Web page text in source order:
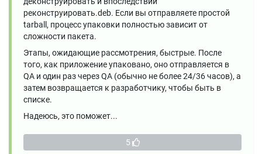
реконструировать.deb. Если вы отправляете простой
tarball, процесс упаковки полностью зависит от
сложности пакета.
Этапы, ожидающие рассмотрения, быстрые. После
того, как приложение упаковано, оно отправляется в
QA и один раз через QA (обычно не более 24/36 часов), а
затем возвращается к разработчику, чтобы быть в
списке.
Надеюсь, это поможет...
5